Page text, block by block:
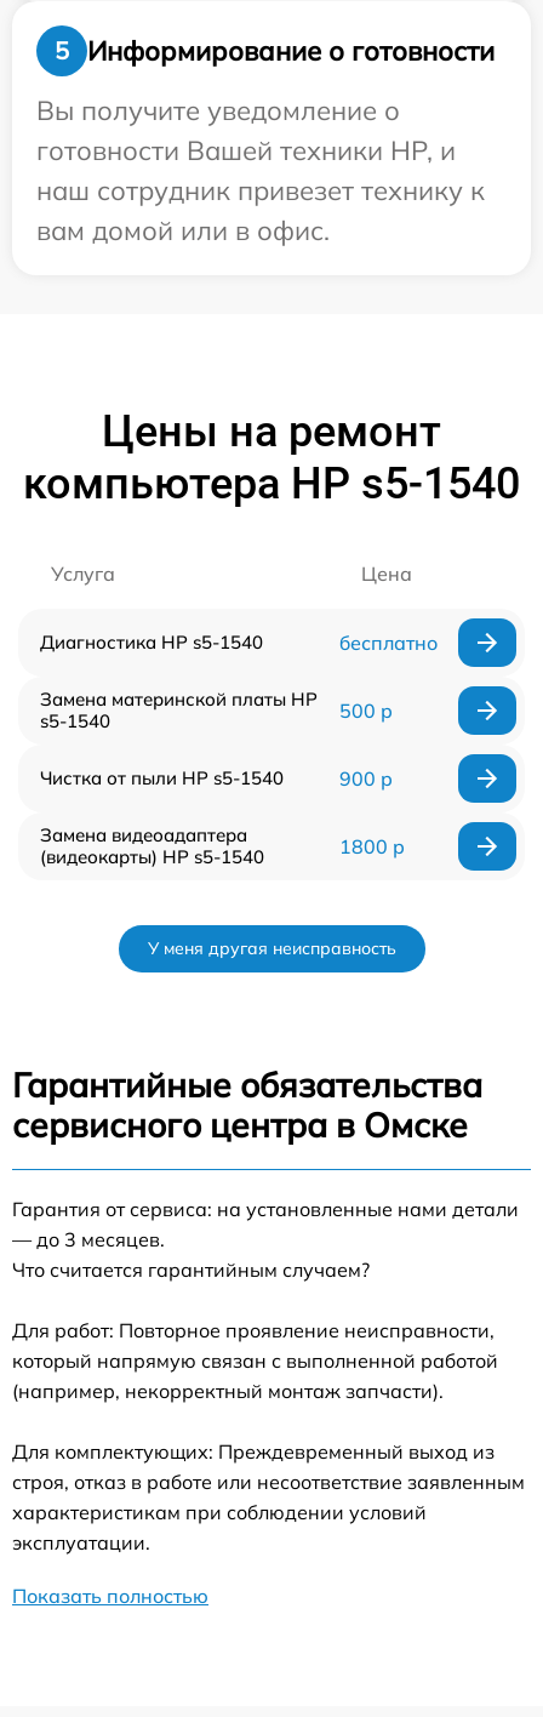
5
Информирование о готовности
Вы получите уведомление о
готовности Вашей техники HP, и
наш сотрудник привезет технику к
вам домой или в офис.
Цены на ремонт
компьютера HP s5-1540
Услуга Цена
Диагностика HP s5-1540 бесплатно
Замена материнской платы HP
s5-1540
500 р
Чистка от пыли HP s5-1540 900 р
Замена видеоадаптера
(видеокарты) HP s5-1540
1800 р
У меня другая неисправность
Гарантийные обязательства
сервисного центра в Омске
Гарантия от сервиса: на установленные нами детали
— до 3 месяцев.
Что считается гарантийным случаем?
Для работ: Повторное проявление неисправности,
который напрямую связан с выполненной работой
(например, некорректный монтаж запчасти).
Для комплектующих: Преждевременный выход из
строя, отказ в работе или несоответствие заявленным
характеристикам при соблюдении условий
эксплуатации.
Показать полностью